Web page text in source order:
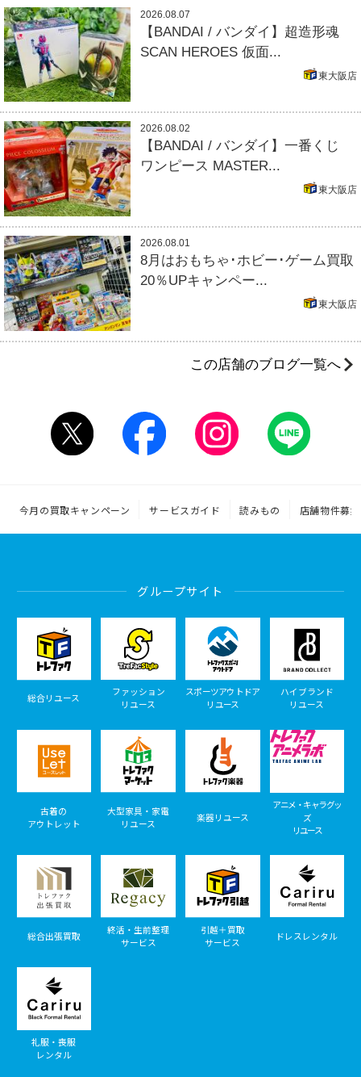
2026.08.07
【BANDAI / バンダイ】超造形魂
SCAN HEROES 仮面...
東大阪店
2026.08.02
【BANDAI / バンダイ】一番くじ
ワンピース MASTER...
東大阪店
2026.08.01
8月はおもちゃ･ホビー･ゲーム買取
20％UPキャンペー...
東大阪店
この店舗のブログ一覧へ
今月の買取キャンペーン サービスガイド 読みもの 店舗物件募集
グループサイト
総合リユース
ファッション
リユース
スポーツアウトドア
リユース
ハイブランド
リユース
古着の
アウトレット
大型家具・家電
リユース
楽器リユース
アニメ・キャラグッ
ズ
リユース
総合出張買取
終活・生前整理
サービス
引越＋買取
サービス
ドレスレンタル
礼服・喪服
レンタル